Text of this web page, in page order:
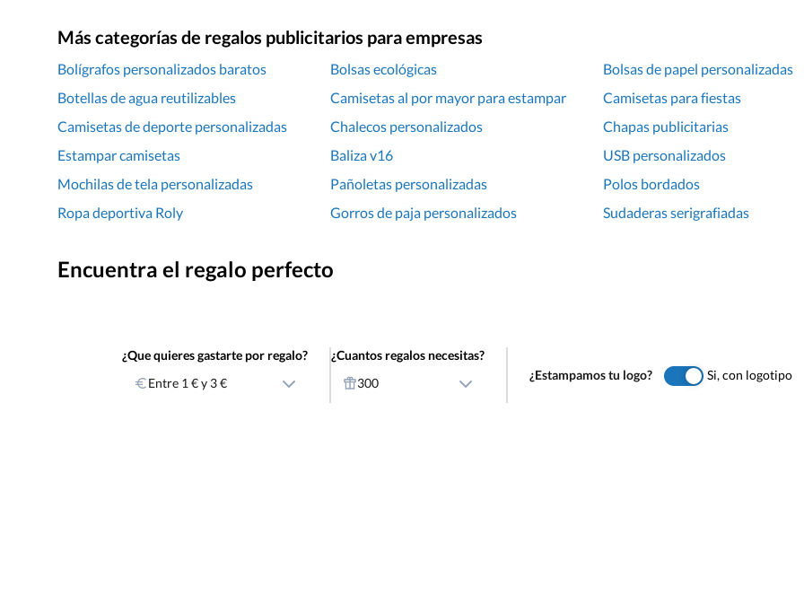
Más categorías de regalos publicitarios para empresas
Bolígrafos personalizados baratos Bolsas ecológicas Bolsas de papel personalizadas
Botellas de agua reutilizables
Camisetas al por mayor para estampar Camisetas para fiestas
Camisetas de deporte personalizadas
Chalecos personalizados Chapas publicitarias
Estampar camisetas
Baliza v16 USB personalizados
Mochilas de tela personalizadas
Pañoletas personalizadas Polos bordados
Ropa deportiva Roly
Gorros de paja personalizados Sudaderas serigrafiadas
Encuentra el regalo perfecto
¿Que quieres gastarte por regalo?
Entre 1 € y 3 €
¿Cuantos regalos necesitas?
300
¿Estampamos tu logo? Si, con logotipo